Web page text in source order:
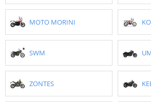
MOTO MORINI
SWM
ZONTES